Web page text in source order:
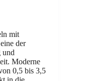
mit
der
und
Moderne
0,5 bis 3,5